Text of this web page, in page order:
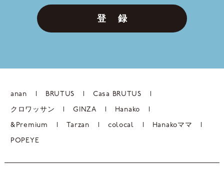
登 録
anan BRUTUS Casa BRUTUS
クロワッサン GINZA Hanako
&Premium Tarzan colocal Hanakoママ
POPEYE